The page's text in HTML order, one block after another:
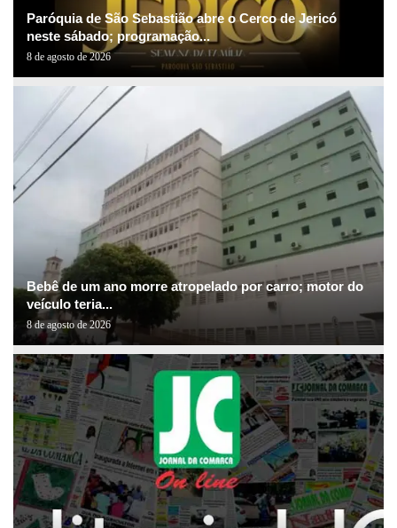
Paróquia de São Sebastião abre o Cerco de Jericó
neste sábado; programação...
8 de agosto de 2026
Bebê de um ano morre atropelado por carro; motor do
veículo teria...
8 de agosto de 2026